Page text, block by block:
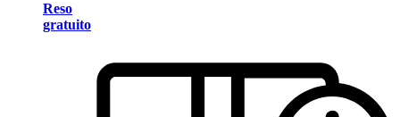
Reso
gratuito